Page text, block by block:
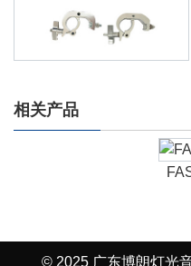
相关产品
© 2025 广东博朗灯光